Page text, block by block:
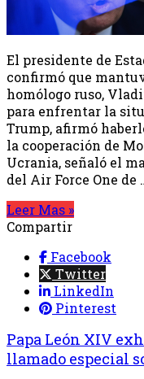
El presidente de
confirmó que
homólogo ruso,
para enfrentar la
Trump, afirmó
la cooperación de
Ucrania, señaló el
del Air Force One de
Leer Mas »
Compartir
Facebook
Twitter
LinkedIn
Pinterest
Papa León XIV
llamado especial